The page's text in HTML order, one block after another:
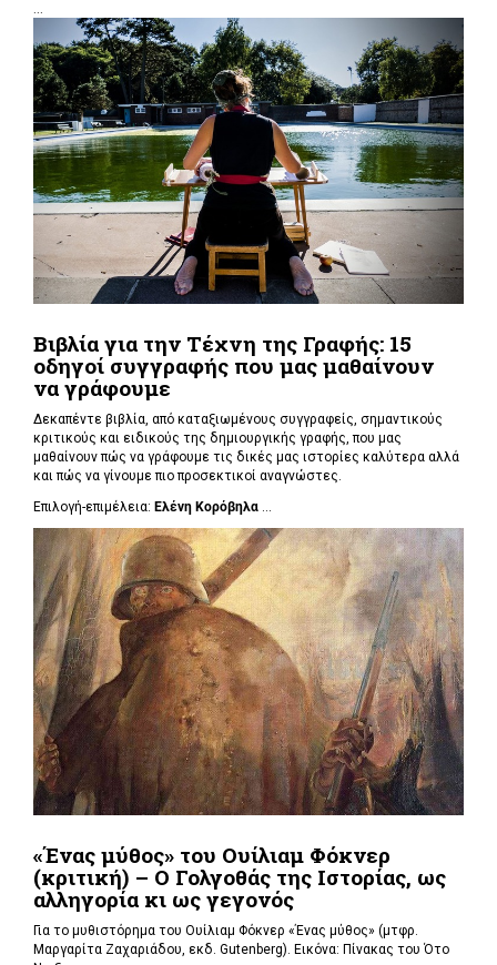
...
Βιβλία για την Τέχνη της Γραφής: 15
οδηγοί συγγραφής που μας μαθαίνουν
να γράφουμε
Δεκαπέντε βιβλία, από καταξιωμένους συγγραφείς, σημαντικούς
κριτικούς και ειδικούς της δημιουργικής γραφής, που μας
μαθαίνουν πώς να γράφουμε τις δικές μας ιστορίες καλύτερα αλλά
και πώς να γίνουμε πιο προσεκτικοί αναγνώστες.
Επιλογή-επιμέλεια: Ελένη Κορόβηλα ...
«Ένας μύθος» του Ουίλιαμ Φόκνερ
(κριτική) – Ο Γολγοθάς της Ιστορίας, ως
αλληγορία κι ως γεγονός
Για το μυθιστόρημα του Ουίλιαμ Φόκνερ «Ένας μύθος» (μτφρ.
Μαργαρίτα Ζαχαριάδου, εκδ. Gutenberg). Εικόνα: Πίνακας του Ότο